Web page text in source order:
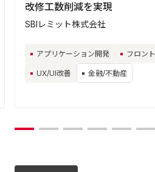
改修工数削減を実現
SBIレミット株式会社
アプリケーション開発 フロン
UX/UI改善 金融/不動産